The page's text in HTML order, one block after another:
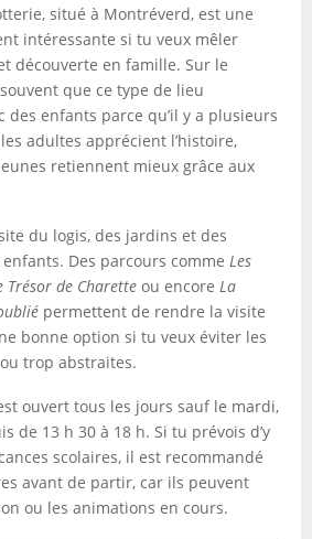
situé à Montréverd, est une
intéressante si tu veux mêler
découverte en famille. Sur le
que ce type de lieu
des enfants parce qu’il y a plusieurs
adultes apprécient l’histoire,
retiennent mieux grâce aux
du logis, des jardins et des
Des parcours comme Les
Trésor de Charette ou encore La
permettent de rendre la visite
bonne option si tu veux éviter les
trop abstraites.
ouvert tous les jours sauf le mardi,
de 13 h 30 à 18 h. Si tu prévois d’y
scolaires, il est recommandé
avant de partir, car ils peuvent
ou les animations en cours.